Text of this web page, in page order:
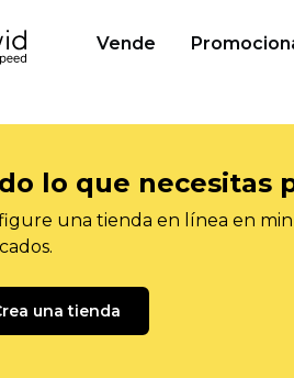
Vende
lo que necesitas
una tienda en línea en
una tienda